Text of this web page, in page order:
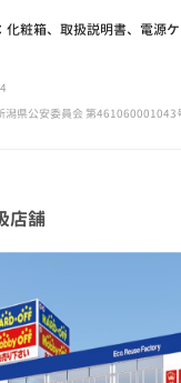
店舗
化粧箱、取扱説明書、電源
潟県公安委員会 第461060001043